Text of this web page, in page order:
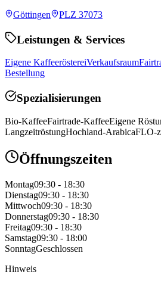
Göttingen
PLZ 37073
Leistungen & Services
Eigene KaffeeröstereiVerkaufsraum
Bestellung
Spezialisierungen
Bio-KaffeeFairtrade-KaffeeEigene
LangzeitröstungHochland-ArabicaFLO-
Öffnungszeiten
Montag09:30 - 18:30
Dienstag09:30 - 18:30
Mittwoch09:30 - 18:30
Donnerstag09:30 - 18:30
Freitag09:30 - 18:30
Samstag09:30 - 18:00
SonntagGeschlossen
Hinweis